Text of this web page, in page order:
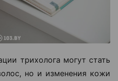
трихолога могут стать
но и изменения кожи